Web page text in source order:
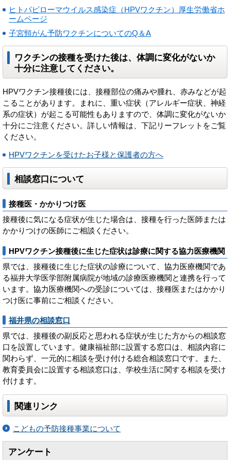
ヒトパピローマウイルス感染症（HPVワクチン）厚生労働省ホ
ームページ
子宮頸がん予防ワクチンについてのQ＆A
ワクチンの接種を受けた後は、体調に変化がないか
十分に注意してください。
HPVワクチン接種後には、接種部位の痛みや腫れ、赤みなどが起
こることがあります。まれに、重い症状（アレルギー症状、神経
系の症状）が起こる可能性もありますので、体調に変化がないか
十分にご注意ください。詳しい情報は、下記リーフレットをご覧
ください。
HPVワクチンを受けたお子様と保護者の方へ
相談窓口について
接種医・かかりつけ医
接種後に気になる症状が生じた場合は、接種を行った医師または
かかりつけの医師にご相談ください。
HPVワクチン接種後に生じた症状は診療に関する協力医療機関
県では、接種後に生じた症状の診療について、協力医療機関であ
る福井大学医学部附属病院が地域の診療医療機関と連携を行って
います。協力医療機関への受診については、接種医またはかかり
つけ医に事前にご相談ください。
福井県の相談窓口
県では、接種後の副反応と思われる症状が生じた方からの相談窓
口を設置しています。健康福祉部に設置する窓口は、相談内容に
関わらず、一元的に相談を受け付ける総合相談窓口です。また、
教育委員会に設置する相談窓口は、学校生活に関する相談を受け
付けます。
関連リンク
こどもの予防接種事業について
アンケート